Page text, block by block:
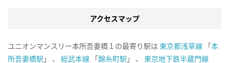
アクセスマップ
ユニオンマンスリー本所吾妻橋１の最寄り駅は 東京都浅草線 「本
所吾妻橋駅 」 、 総武本線 「錦糸町駅 」 、 東京地下鉄半蔵門線